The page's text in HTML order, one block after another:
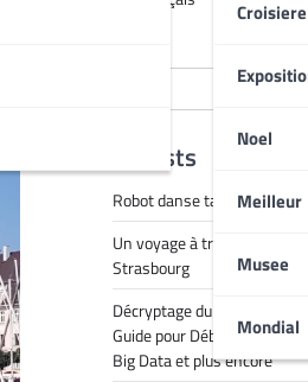
Croisiere
Noel
Meilleur
Musee
Mondial
Recent Posts
Robot danse tai chi vidéo
Un voyage à travers la magie
Strasbourg
Décryptage du Jargon
Guide pour Débutants sur le
Big Data et plus encore